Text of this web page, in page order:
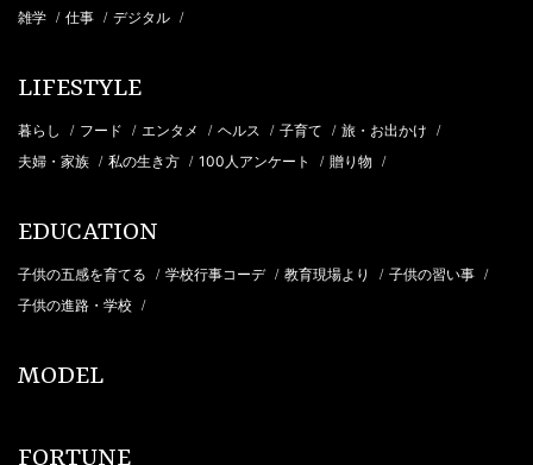
雑学 / 仕事 / デジタル /
LIFESTYLE
暮らし / フード / エンタメ / ヘルス / 子育て / 旅・お出かけ /
夫婦・家族 / 私の生き方 / 100人アンケート / 贈り物 /
EDUCATION
子供の五感を育てる / 学校行事コーデ / 教育現場より / 子供の習い事 /
子供の進路・学校 /
MODEL
FORTUNE